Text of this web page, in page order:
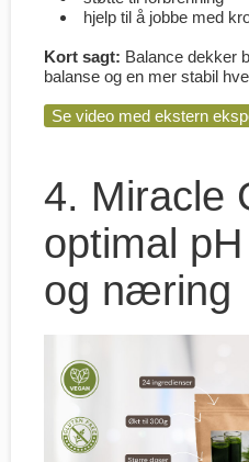
hjelp til å jobbe med
Kort sagt: Balance dekker
balanse og en mer stabil
Se video med ekstern
4. Miracle
optimal
og næring